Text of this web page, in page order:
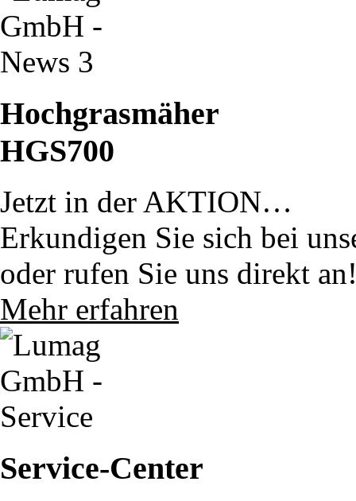
Hochgrasmäher
HGS700
Jetzt in der AKTION…
Erkundigen Sie sich bei
oder rufen Sie uns direkt
Mehr erfahren
Service-Center